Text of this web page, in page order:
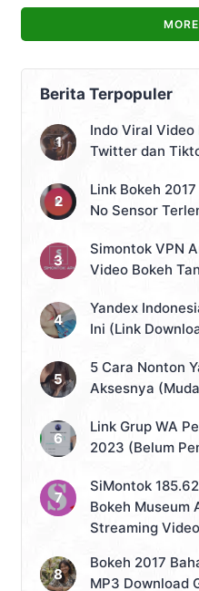
keluarga yang sudah
didunia. Doa ziarah kubur
dibacanya pun beragam,
yang bertujuan untuk
Berita Terpopuler
Indo Viral
Twitter dan
Link Bokeh
No Sensor
Simontok VPN
Video Bokeh
Yandex
Ini (Link
5 Cara Nonton
Aksesnya
Link Grup WA
2023 (Belum
SiMontok
Bokeh Museum
Streaming
Bokeh 2017
MP3 Download